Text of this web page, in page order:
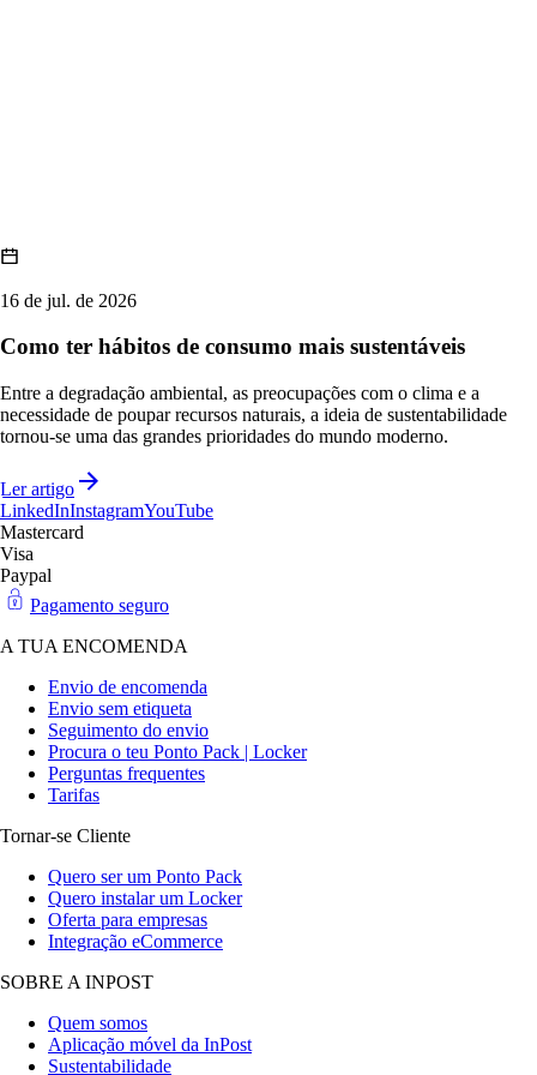
16 de jul. de 2026
Como ter hábitos de consumo mais sustentáveis
Entre a degradação ambiental, as preocupações com o clima e a
necessidade de poupar recursos naturais, a ideia de sustentabilidade
tornou-se uma das grandes prioridades do mundo moderno.
Ler artigo
LinkedInInstagramYouTube
Mastercard
Visa
Paypal
Pagamento seguro
A TUA ENCOMENDA
Envio de encomenda
Envio sem etiqueta
Seguimento do envio
Procura o teu Ponto Pack | Locker
Perguntas frequentes
Tarifas
Tornar-se Cliente
Quero ser um Ponto Pack
Quero instalar um Locker
Oferta para empresas
Integração eCommerce
SOBRE A INPOST
Quem somos
Aplicação móvel da InPost
Sustentabilidade